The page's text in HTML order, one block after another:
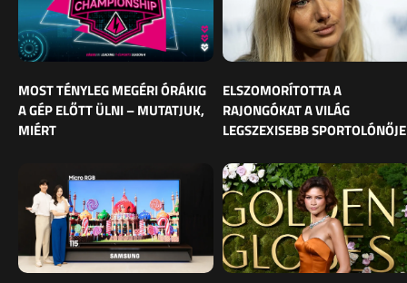
MOST TÉNYLEG MEGÉRI ÓRÁKIG
A GÉP ELŐTT ÜLNI – MUTATJUK,
MIÉRT
ELSZOMORÍTOTTA A
RAJONGÓKAT A VILÁG
LEGSZEXISEBB SPORTOLÓNŐJE